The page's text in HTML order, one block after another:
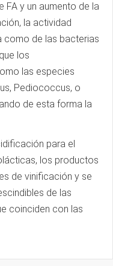
FA y un aumento de la
la actividad
como de las bacterias
los
las especies
Pediococcus, o
de esta forma la
para el
los productos
de vinificación y se
de las
coinciden con las